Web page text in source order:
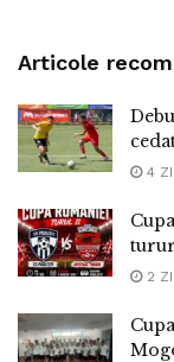
Articole
4
2